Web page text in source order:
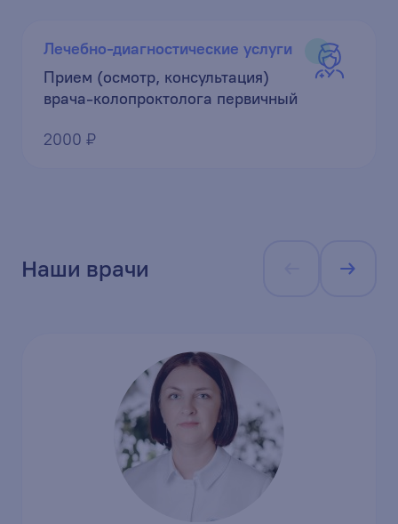
Лечебно-диагностические услуги
Прием (осмотр, консультация)
врача-колопроктолога первичный
2000 ₽
Наши врачи